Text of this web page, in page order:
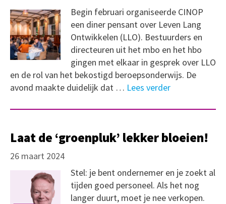
Begin februari organiseerde CINOP
een diner pensant over Leven Lang
Ontwikkelen (LLO). Bestuurders en
directeuren uit het mbo en het hbo
gingen met elkaar in gesprek over LLO
en de rol van het bekostigd beroepsonderwijs. De
avond maakte duidelijk dat … Lees verder
Laat de ‘groenpluk’ lekker bloeien!
26 maart 2024
Stel: je bent ondernemer en je zoekt al
tijden goed personeel. Als het nog
langer duurt, moet je nee verkopen.